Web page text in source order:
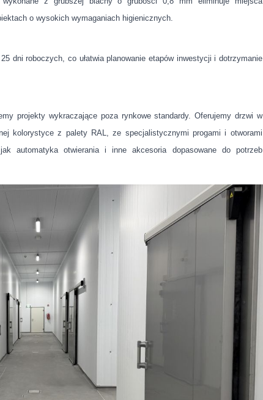
o wysokich wymaganiach higienicznych.
dni roboczych, co ułatwia planowanie etapów inwestycji i dotrzymanie
projekty wykraczające poza rynkowe standardy. Oferujemy drzwi w
kolorystyce z palety RAL, ze specjalistycznymi progami i otworami
automatyka otwierania i inne akcesoria dopasowane do potrzeb